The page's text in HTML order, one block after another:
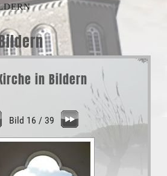
in Bildern
Bild 16 / 39